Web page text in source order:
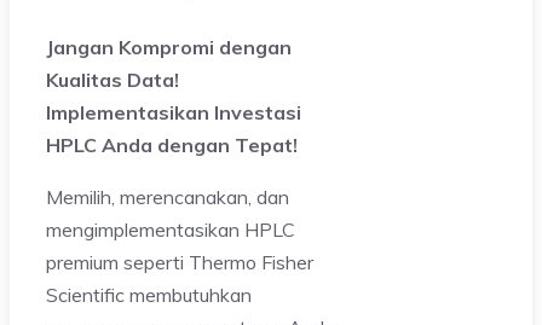
Jangan Kompromi dengan
Kualitas Data!
Implementasikan Investasi
HPLC Anda dengan Tepat!
Memilih, merencanakan, dan
mengimplementasikan HPLC
premium seperti Thermo Fisher
Scientific membutuhkan